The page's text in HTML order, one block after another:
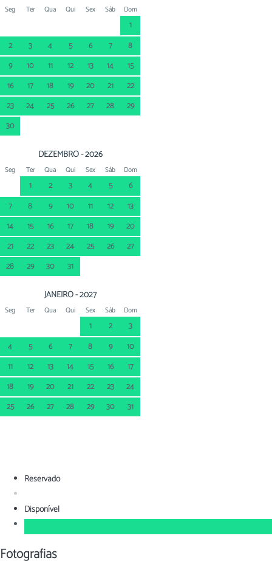
Seg Ter Qua Qui Sex Sáb Dom
1
2
3 4 5 6 7
8
9
10 11 12 13 14
15
16
17 18 19 20 21
22
23
24 25 26 27 28
29
30
DEZEMBRO - 2026
Seg Ter Qua Qui Sex Sáb Dom
1 2 3 4 5
6
7
8 9 10 11 12
13
14
15 16 17 18 19
20
21
22 23 24 25 26
27
28
29 30 31
JANEIRO - 2027
Seg Ter Qua Qui Sex Sáb Dom
1 2
3
4
5 6 7 8 9
10
11
12 13 14 15 16
17
18
19 20 21 22 23
24
25
26 27 28 29 30 31
Reservado
Disponível
Fotografias